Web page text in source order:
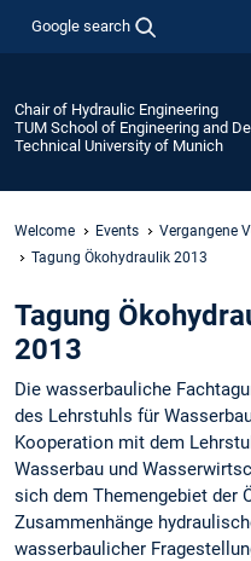
Google search
Chair of Hydraulic Engineering
TUM School of Engineering and
Technical University of Munich
Welcome Events
Vergangene
Tagung Ökohydraulik 2013
Tagung
2013
Die wasserbauliche
des Lehrstuhls für
Kooperation mit dem
Wasserbau und
sich dem Themengebiet der
Zusammenhänge
wasserbaulicher